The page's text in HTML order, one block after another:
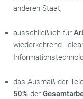
anderen Staat;
ausschließlich für
wiederkehrend
das Ausmaß der
50% der